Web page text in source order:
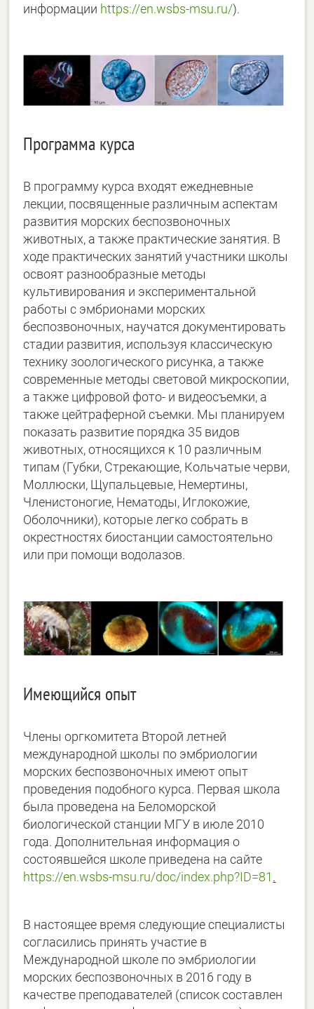
информации https://en.wsbs-msu.ru/).
Программа курса
В программу курса входят ежедневные
лекции, посвященные различным аспектам
развития морских беспозвоночных
животных, а также практические занятия. В
ходе практических занятий участники школы
освоят разнообразные методы
культивирования и экспериментальной
работы с эмбрионами морских
беспозвоночных, научатся документировать
стадии развития, используя классическую
технику зоологического рисунка, а также
современные методы световой микроскопии,
а также цифровой фото- и видеосъемки, а
также цейтраферной съемки. Мы планируем
показать развитие порядка 35 видов
животных, относящихся к 10 различным
типам (Губки, Стрекающие, Кольчатые черви,
Моллюски, Щупальцевые, Немертины,
Членистоногие, Нематоды, Иглокожие,
Оболочники), которые легко собрать в
окрестностях биостанции самостоятельно
или при помощи водолазов.
Имеющийся опыт
Члены оргкомитета Второй летней
международной школы по эмбриологии
морских беспозвоночных имеют опыт
проведения подобного курса. Первая школа
была проведена на Беломорской
биологической станции МГУ в июле 2010
года. Дополнительная информация о
состоявшейся школе приведена на сайте
https://en.wsbs-msu.ru/doc/index.php?ID=81.
В настоящее время следующие специалисты
согласились принять участие в
Международной школе по эмбриологии
морских беспозвоночных в 2016 году в
качестве преподавателей (список составлен